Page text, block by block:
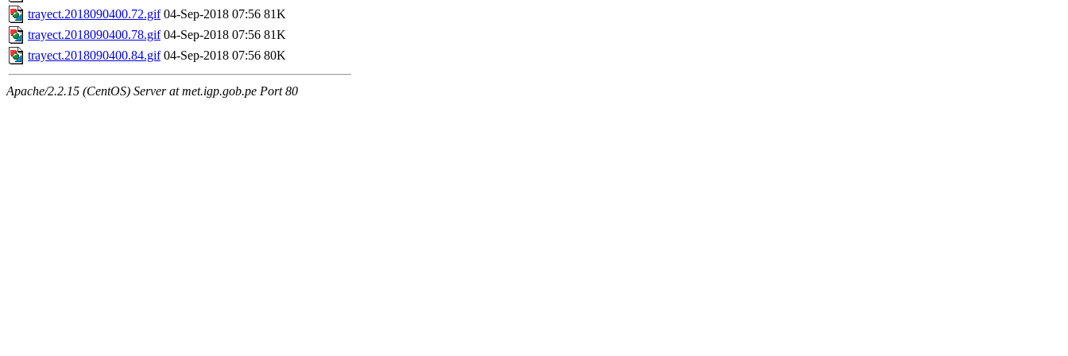
trayect.2018090400.72.gif 04-Sep-2018 07:56 81K
trayect.2018090400.78.gif 04-Sep-2018 07:56 81K
trayect.2018090400.84.gif 04-Sep-2018 07:56 80K
Apache/2.2.15 (CentOS) Server at met.igp.gob.pe Port 80